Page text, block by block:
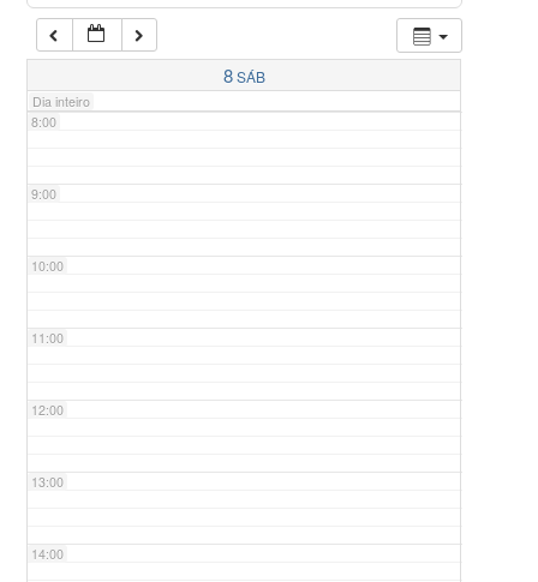
8SÁB
Dia inteiro
7:00
8:00
9:00
10:00
11:00
12:00
13:00
14:00